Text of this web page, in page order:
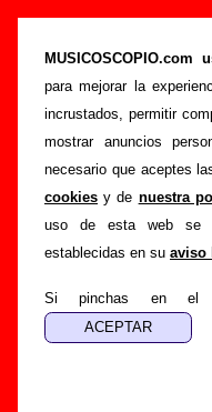
para mejorar la
incrustados, permitir
mostrar anuncios
necesario que aceptes
cookies y de nuestra
uso de esta web se
establecidas en su aviso
Si pinchas en el
“Don’t wait up for
Idaho (Letra e
Portada >The Pribata
Don’t wait up for me
Esta página pretende
sobre lacanción
The Pribata Idaho.
información sobre el
los que está incluido
mismo, sobre
encuentras errores o